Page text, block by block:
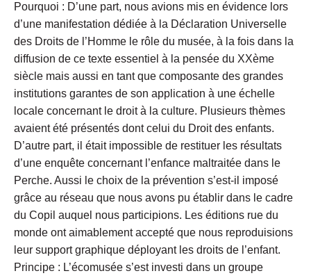
Pourquoi : D’une part, nous avions mis en évidence lors
d’une manifestation dédiée à la Déclaration Universelle
des Droits de l’Homme le rôle du musée, à la fois dans la
diffusion de ce texte essentiel à la pensée du XXème
siècle mais aussi en tant que composante des grandes
institutions garantes de son application à une échelle
locale concernant le droit à la culture. Plusieurs thèmes
avaient été présentés dont celui du Droit des enfants.
D’autre part, il était impossible de restituer les résultats
d’une enquête concernant l’enfance maltraitée dans le
Perche. Aussi le choix de la prévention s’est-il imposé
grâce au réseau que nous avons pu établir dans le cadre
du Copil auquel nous participions. Les éditions rue du
monde ont aimablement accepté que nous reproduisions
leur support graphique déployant les droits de l’enfant.
Principe : L’écomusée s’est investi dans un groupe